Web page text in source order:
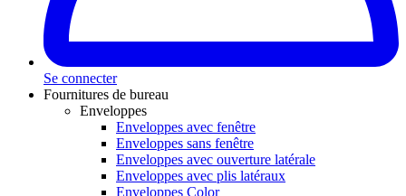
Se connecter
Fournitures de bureau
Enveloppes
Enveloppes avec fenêtre
Enveloppes sans fenêtre
Enveloppes avec ouverture latérale
Enveloppes avec plis latéraux
Enveloppes Color